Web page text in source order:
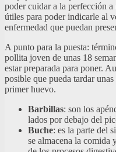
poder cuidar a la perfección
útiles para poder indicarle al
enfermedad que puedan
A punto para la puesta:
pollita joven de unas 18
estar preparada para poner.
posible que pueda tardar
primer huevo.
Barbillas: son los
lados por debajo del
Buche: es la parte del
se almacena la comida